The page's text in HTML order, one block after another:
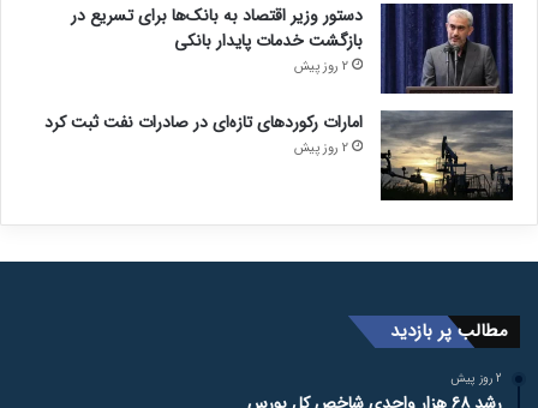
دستور وزیر اقتصاد به بانک‌ها برای تسریع در
بازگشت خدمات پایدار بانکی
2 روز پیش
امارات رکورد‌های تازه‌ای در صادرات نفت ثبت کرد
2 روز پیش
مطالب پر بازدید
2 روز پیش